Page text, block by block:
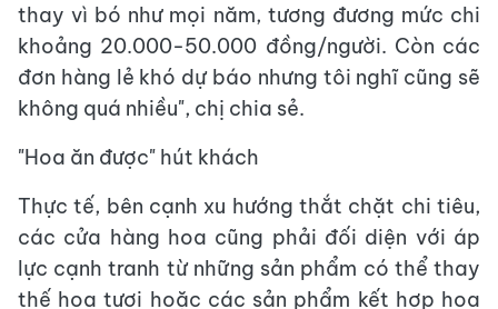
thay vì bó như mọi năm, tương đương mức chi
khoảng 20.000-50.000 đồng/người. Còn các
đơn hàng lẻ khó dự báo nhưng tôi nghĩ cũng sẽ
không quá nhiều", chị chia sẻ.
"Hoa ăn được" hút khách
Thực tế, bên cạnh xu hướng thắt chặt chi tiêu,
các cửa hàng hoa cũng phải đối diện với áp
lực cạnh tranh từ những sản phẩm có thể thay
thế hoa tươi hoặc các sản phẩm kết hợp hoa